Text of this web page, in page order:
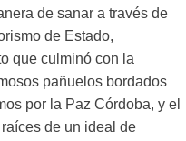
de sanar a través de
de Estado,
que culminó con la
pañuelos bordados
por la Paz Córdoba, y el
de un ideal de